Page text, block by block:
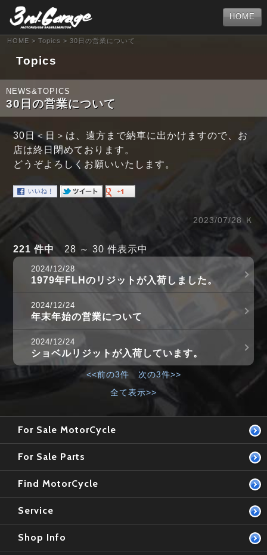
HOME
HOME > Topics > 30日の営業について
Topics
NEWS&TOPICS
30日の営業について
30日＜日＞は、遠方まで納車に出かけますので、お
店は終日閉めております。
どうぞよろしくお願いいたします。
2023/07/28 Ｋ
221 件中 28 ～ 30 件表示中
2024/12/28
1979年FLHのリジットが入荷しました。
2024/12/24
年末年始の営業について
2024/12/24
ショベルリジットが入荷しています。
<<前の3件
次の3件>>
全て表示>>
For Sale MotorCycle
For Sale Parts
Find MotorCycle
Service
Shop Info